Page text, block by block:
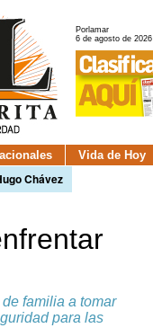
Porlamar
6 de agosto de 2026
Vida de Hoy
Chávez
familia a tomar
para las